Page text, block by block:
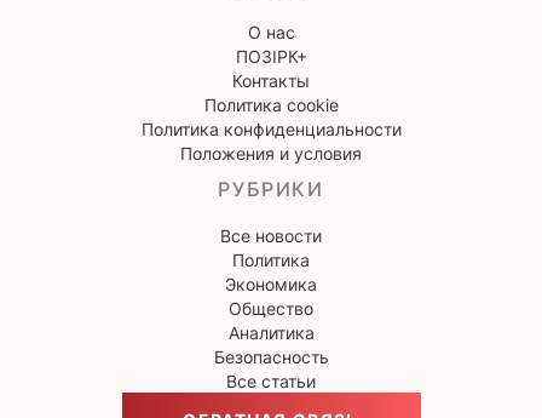
О нас
ПОЗІРК+
Контакты
Политика cookie
Политика конфиденциальности
Положения и условия
РУБРИКИ
Все новости
Политика
Экономика
Общество
Аналитика
Безопасность
Все статьи